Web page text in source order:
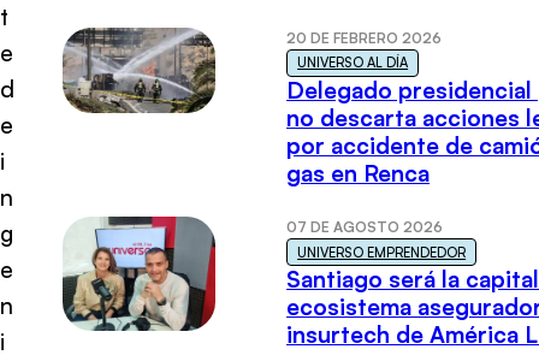
t
e
d
e
i
n
g
e
n
i
20 DE FEBRERO 2026
UNIVERSO AL DÍA
Delegado presidencial
no descarta acciones
por accidente de
gas en Renca
07 DE AGOSTO 2026
UNIVERSO EMPRENDEDOR
Santiago será la
ecosistema
insurtech de América